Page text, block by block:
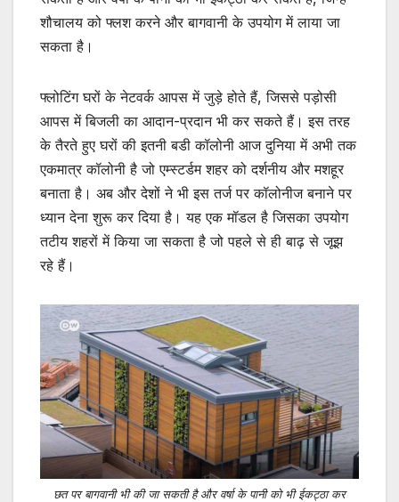
शौचालय को फ्लश करने और बागवानी के उपयोग में लाया जा
सकता है।
फ्लोटिंग घरों के नेटवर्क आपस में जुड़े होते हैं, जिससे पड़ोसी
आपस में बिजली का आदान-प्रदान भी कर सकते हैं। इस तरह
के तैरते हुए घरों की इतनी बडी कॉलोनी आज दुनिया में अभी तक
एकमात्र कॉलोनी है जो एम्स्टर्डम शहर को दर्शनीय और मशहूर
बनाता है। अब और देशों ने भी इस तर्ज पर कॉलोनीज बनाने पर
ध्यान देना शुरू कर दिया है। यह एक मॉडल है जिसका उपयोग
तटीय शहरों में किया जा सकता है जो पहले से ही बाढ़ से जूझ
रहे हैं।
छत पर बागवानी भी की जा सकती है और वर्षा के पानी को भी ईकट्ठा कर